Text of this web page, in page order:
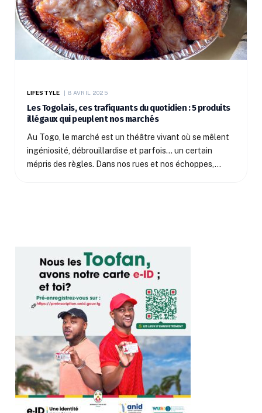
LIFESTYLE 8 AVRIL 2025
Les Togolais, ces trafiquants du quotidien : 5 produits
illégaux qui peuplent nos marchés
Au Togo, le marché est un théâtre vivant où se mêlent
ingéniosité, débrouillardise et parfois… un certain
mépris des règles. Dans nos rues et nos échoppes,…